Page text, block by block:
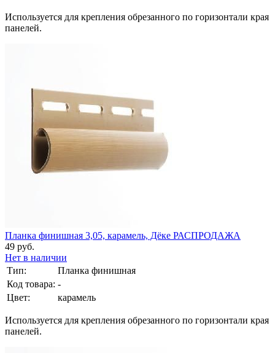
Используется для крепления обрезанного по горизонтали края
панелей.
Планка финишная 3,05, карамель, Дёке РАСПРОДАЖА
49 руб.
Нет в наличии
Тип:
Планка финишная
Код товара: -
Цвет:
карамель
Используется для крепления обрезанного по горизонтали края
панелей.